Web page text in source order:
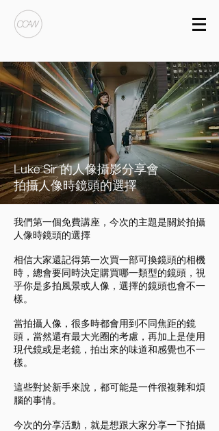
Luke Sir 的人像攝影分享會
拍攝人像時鏡頭的選擇
我們第一個免費講座，今次的主題是關於拍攝
人像時鏡頭的選擇
相信大家還記得第一次買一部可換鏡頭的相機
時，總會要同時決定購買哪一類型的鏡頭，視
乎你是多拍風景或人像，選擇的鏡頭也會不一
樣。
當拍攝人像，很多時都會用到不同焦距的鏡
頭，當然還有最大光圈的考慮，再加上是使用
現代鏡或是老鏡，拍出來的味道和感覺也不一
樣。
這些對於新手來說，都可能是一件很複雜和煩
腦的事情。
今次的分享活動，就是想跟大家分享一下拍攝